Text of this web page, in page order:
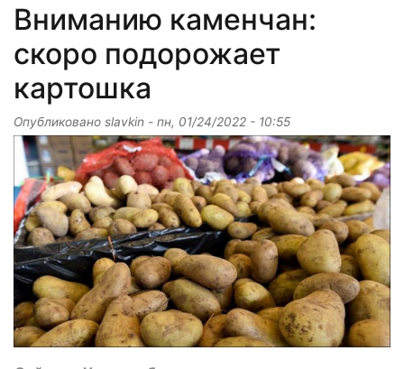
Вниманию каменчан:
скоро подорожает
картошка
Опубликовано slavkin - пн, 01/24/2022 - 10:55